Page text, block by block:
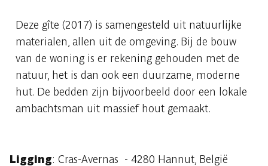
Deze gîte (2017) is samengesteld uit natuurlijke
materialen, allen uit de omgeving. Bij de bouw
van de woning is er rekening gehouden met de
natuur, het is dan ook een duurzame, moderne
hut. De bedden zijn bijvoorbeeld door een lokale
ambachtsman uit massief hout gemaakt.
Ligging: Cras-Avernas - 4280 Hannut, België